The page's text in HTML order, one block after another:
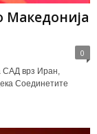
Македонија
0
САД врз Иран,
Соединетите